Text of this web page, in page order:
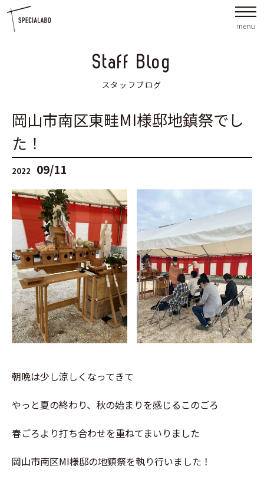
Staff Blog
スタッフブログ
岡山市南区東畦MI様邸地鎮祭でし
た！
2022 09/11
朝晩は少し涼しくなってきて
やっと夏の終わり、秋の始まりを感じるこのごろ
春ごろより打ち合わせを重ねてまいりました
岡山市南区MI様邸の地鎮祭を執り行いました！